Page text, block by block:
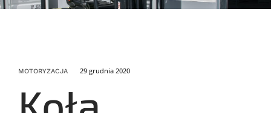
MOTORYZACJA 29 grudnia 2020